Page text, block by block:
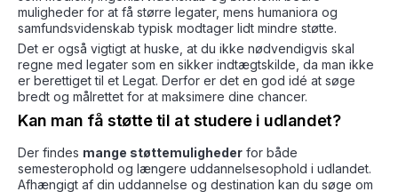
muligheder for at få større legater, mens humaniora og
samfundsvidenskab typisk modtager lidt mindre støtte.
Det er også vigtigt at huske, at du ikke nødvendigvis skal
regne med legater som en sikker indtægtskilde, da man ikke
er berettiget til et Legat. Derfor er det en god idé at søge
bredt og målrettet for at maksimere dine chancer.
Kan man få støtte til at studere i udlandet?
Der findes mange støttemuligheder for både
semesterophold og længere uddannelsesophold i udlandet.
Afhængigt af din uddannelse og destination kan du søge om